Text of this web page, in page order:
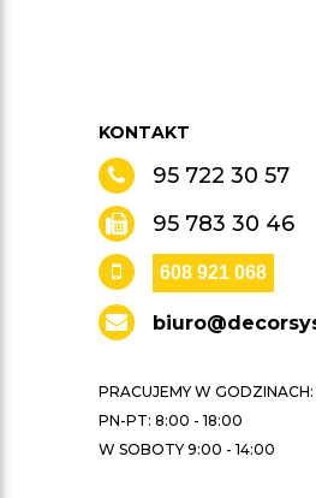
KONTAKT
95 722 30 57
95 783 30 46
608 921 068
PRACUJEMY W GODZINACH:
PN-PT: 8:00 - 18:00
W SOBOTY 9:00 - 14:00